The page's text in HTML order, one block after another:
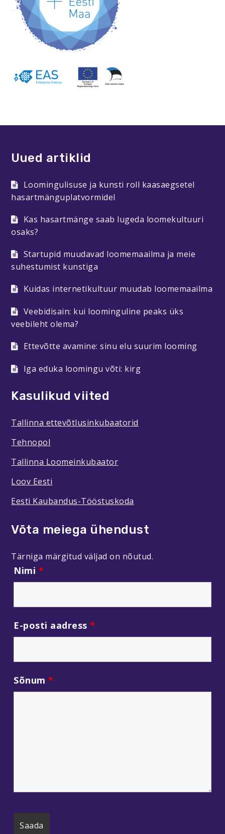
Uued artiklid
Loomingulisuse ja kunsti roll kaasaegsetel
hasartmänguplatvormidel
Kas hasartmänge saab lugeda loomekultuuri
osaks?
Startupid muudavad loomemaailma ja meie
suhestumist kunstiga
Kuidas internetikultuur muudab loomemaailma
Veebidisain: kui loominguline peaks üks
veebileht olema?
Ettevõtte avamine: sinu elu suurim looming
Iga eduka loomingu võti: kirg
Kasulikud viited
Tallinna ettevõtlusinkubaatorid
Tehnopol
Tallinna Loomeinkubaator
Loov Eesti
Eesti Kaubandus-Tööstuskoda
Võta meiega ühendust
Tärniga märgitud väljad on nõutud.
Nimi *
E-posti aadress*
Sõnum*